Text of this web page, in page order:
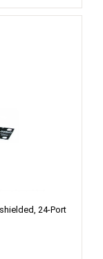
24-Port